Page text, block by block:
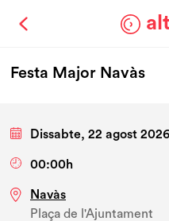
Festa Major Navàs
Dissabte, 22 agost 2026
00:00h
Navàs
Plaça de l'Ajuntament